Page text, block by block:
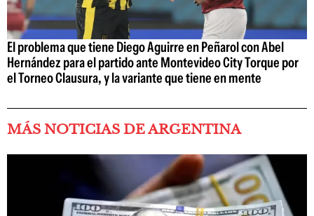
El problema que tiene Diego Aguirre en Peñarol con Abel
Hernández para el partido ante Montevideo City Torque por
el Torneo Clausura, y la variante que tiene en mente
MÁS NOTICIAS DE ARGENTINA